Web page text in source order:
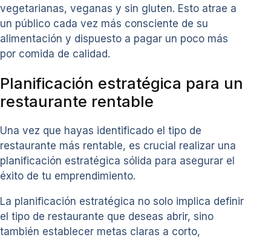
vegetarianas, veganas y sin gluten. Esto atrae a
un público cada vez más consciente de su
alimentación y dispuesto a pagar un poco más
por comida de calidad.
Planificación estratégica para un
restaurante rentable
Una vez que hayas identificado el tipo de
restaurante más rentable, es crucial realizar una
planificación estratégica sólida para asegurar el
éxito de tu emprendimiento.
La planificación estratégica no solo implica definir
el tipo de restaurante que deseas abrir, sino
también establecer metas claras a corto,